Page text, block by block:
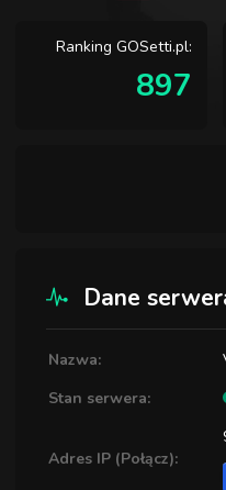
Ranking GOSetti.pl:
897
Dane
Nazwa:
Stan serwera:
Adres IP (Połącz):